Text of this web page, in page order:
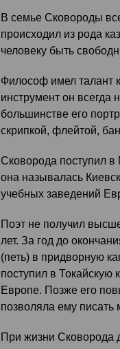
В семье Сковороды
происходил из рода
человеку быть
Философ имел талант
инструмент он всегда
большинстве его
скрипкой, флейтой,
Сковорода поступил в
она называлась
учебных заведений
Поэт не получил
лет. За год до
(петь) в придворную
поступил в Токайскую
Европе. Позже его
позволяла ему
При жизни Сковорода